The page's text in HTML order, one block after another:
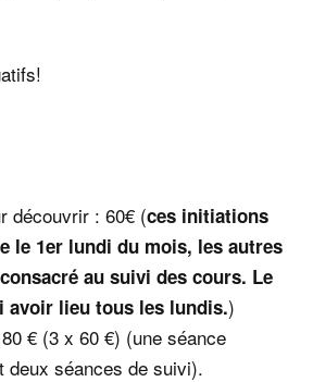
découvrir : 60€ (ces initiations
le 1er lundi du mois, les autres
au suivi des cours. Le
avoir lieu tous les lundis.)
€ (3 x 60 €) (une séance
deux séances de suivi).